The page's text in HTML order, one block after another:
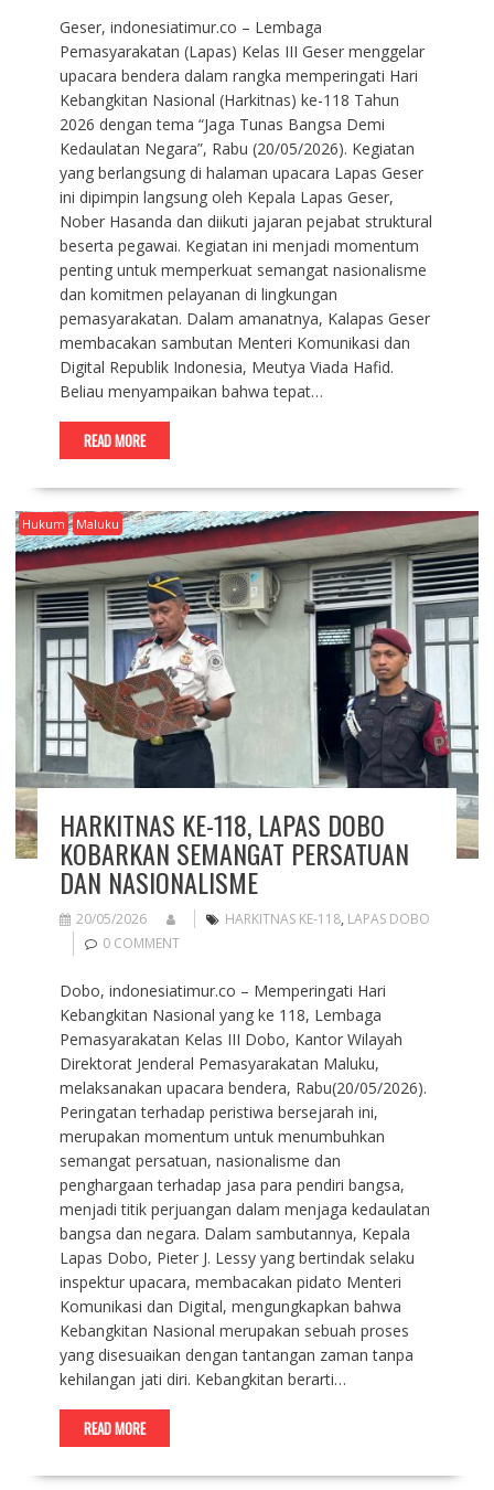
Geser, indonesiatimur.co – Lembaga
Pemasyarakatan (Lapas) Kelas III Geser menggelar
upacara bendera dalam rangka memperingati Hari
Kebangkitan Nasional (Harkitnas) ke-118 Tahun
2026 dengan tema “Jaga Tunas Bangsa Demi
Kedaulatan Negara”, Rabu (20/05/2026). Kegiatan
yang berlangsung di halaman upacara Lapas Geser
ini dipimpin langsung oleh Kepala Lapas Geser,
Nober Hasanda dan diikuti jajaran pejabat struktural
beserta pegawai. Kegiatan ini menjadi momentum
penting untuk memperkuat semangat nasionalisme
dan komitmen pelayanan di lingkungan
pemasyarakatan. Dalam amanatnya, Kalapas Geser
membacakan sambutan Menteri Komunikasi dan
Digital Republik Indonesia, Meutya Viada Hafid.
Beliau menyampaikan bahwa tepat…
READ MORE
Hukum Maluku
HARKITNAS KE-118, LAPAS DOBO
KOBARKAN SEMANGAT PERSATUAN
DAN NASIONALISME
20/05/2026 HARKITNAS KE-118, LAPAS DOBO
0 COMMENT
Dobo, indonesiatimur.co – Memperingati Hari
Kebangkitan Nasional yang ke 118, Lembaga
Pemasyarakatan Kelas III Dobo, Kantor Wilayah
Direktorat Jenderal Pemasyarakatan Maluku,
melaksanakan upacara bendera, Rabu(20/05/2026).
Peringatan terhadap peristiwa bersejarah ini,
merupakan momentum untuk menumbuhkan
semangat persatuan, nasionalisme dan
penghargaan terhadap jasa para pendiri bangsa,
menjadi titik perjuangan dalam menjaga kedaulatan
bangsa dan negara. Dalam sambutannya, Kepala
Lapas Dobo, Pieter J. Lessy yang bertindak selaku
inspektur upacara, membacakan pidato Menteri
Komunikasi dan Digital, mengungkapkan bahwa
Kebangkitan Nasional merupakan sebuah proses
yang disesuaikan dengan tantangan zaman tanpa
kehilangan jati diri. Kebangkitan berarti…
READ MORE